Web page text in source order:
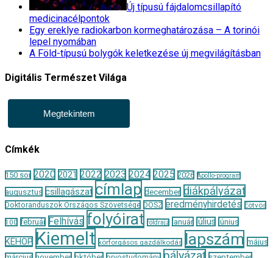
Új típusú fájdalomcsillapító
medicinacélpontok
Egy ereklye radiokarbon kormeghatározása – A torinói
lepel nyomában
A Föld-típusú bolygók keletkezése új megvilágításban
Digitális Természet Világa
Megtekintem
Címkék
150 sor 2020 2021 2022 2023 2024 2025 2026 Apollo-program
augusztus csillagászat címlap december diákpályázat
Doktoranduszok Országos Szövetsége DOSZ eredményhirdetés Eötvös
100 február Felhívás folyóirat földrajz január július június
KEHOP Kiemelt körforgásos gazdálkodás lapszám május